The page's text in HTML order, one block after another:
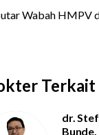
Terkait